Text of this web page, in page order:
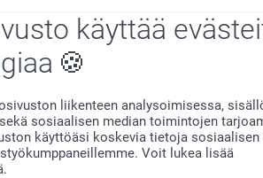
käyttää
liikenteen analysoimisessa,
sosiaalisen median toimintojen
käyttöäsi koskevia tietoja sosiaalisen
Voit lukea lisää